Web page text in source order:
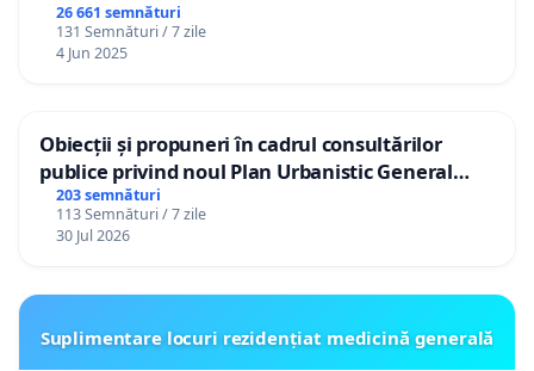
26 661 semnături
131 Semnături / 7 zile
4 Jun 2025
Obiecții și propuneri în cadrul consultărilor
publice privind noul Plan Urbanistic General
(PUG) Ialoveni
203 semnături
113 Semnături / 7 zile
30 Jul 2026
Suplimentare locuri rezidențiat medicină generală